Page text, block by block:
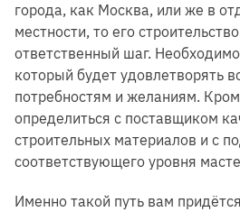
города, как Москва, или же в
местности, то его
ответственный шаг.
который будет удовлетворять
потребностям и желаниям.
определиться с поставщиком
строительных материалов и с
соответствующего уровня
Именно такой путь вам